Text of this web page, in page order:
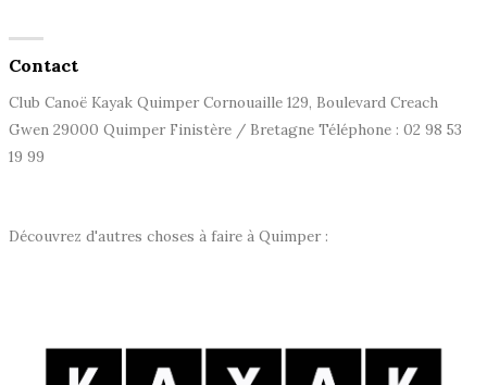
Contact
Club Canoë Kayak Quimper Cornouaille 129, Boulevard Creach
Gwen 29000 Quimper Finistère / Bretagne Téléphone : 02 98 53
19 99
Découvrez d'autres choses à faire à Quimper :